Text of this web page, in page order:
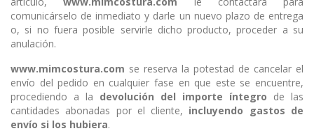
comunicárselo de inmediato y darle un nuevo plazo de entrega
o, si no fuera posible servirle dicho producto, proceder a su
anulación.
www.mimcostura.com se reserva la potestad de cancelar el
envío del pedido en cualquier fase en que este se encuentre,
procediendo a la devolución del importe íntegro de las
cantidades abonadas por el cliente, incluyendo gastos de
envío si los hubiera.